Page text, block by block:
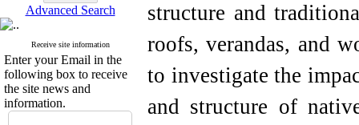
Advanced Search
Receive site information
Enter your Email in the
following box to receive
the site news and
information.
structure and
roofs, verandas, and
to investigate the
and structure of